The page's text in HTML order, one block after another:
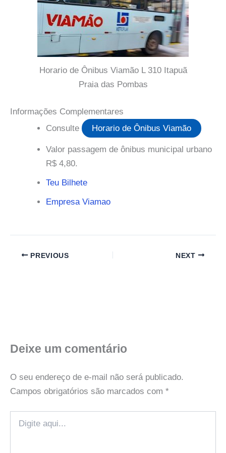
Horario de Ônibus Viamão L 310 Itapuã
Praia das Pombas
Informações Complementares
Consulte
Horario de Ônibus Viamão
Valor passagem de ônibus municipal urbano
R$ 4,80.
Teu Bilhete
Empresa Viamao
PREVIOUS NEXT
Deixe um comentário
O seu endereço de e-mail não será publicado.
Campos obrigatórios são marcados com *
aqui...